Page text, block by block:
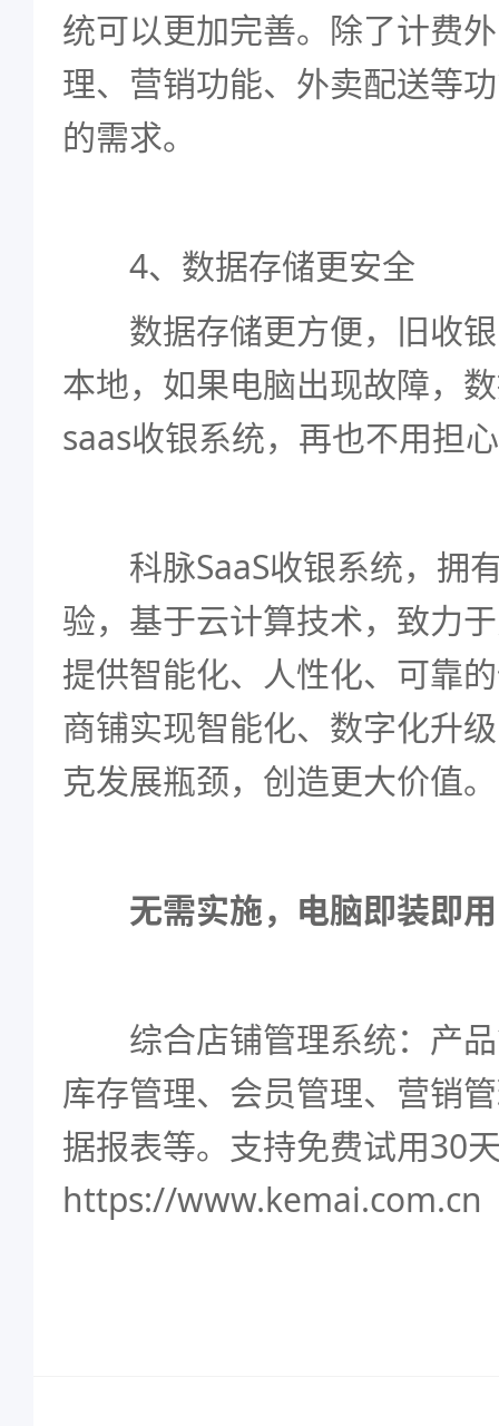
统可以更加完善。除了计费
理、营销功能、外卖配送等
的需求。
4、数据存储更安全
数据存储更方便，旧收银
本地，如果电脑出现故障，
saas收银系统，再也不用担
科脉SaaS收银系统，拥
验，基于云计算技术，致力
提供智能化、人性化、可靠
商铺实现智能化、数字化升
克发展瓶颈，创造更大价值。
无需实施，电脑即装即用
综合店铺管理系统：产品
库存管理、会员管理、营销
据报表等。支持免费试用30
https://www.kemai.com.cn